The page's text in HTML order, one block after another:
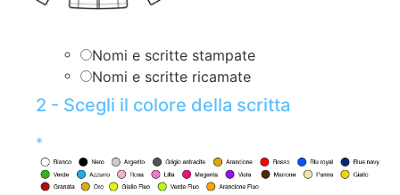
Nomi e scritte stampate
Nomi e scritte ricamate
2 - Scegli il colore della scritta
*